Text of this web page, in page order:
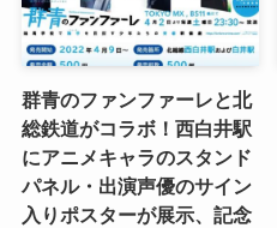
群青のファンファーレと北
総鉄道がコラボ！西白井駅
にアニメキャラのスタンド
パネル・出演声優のサイン
入りポスターが展示、記念